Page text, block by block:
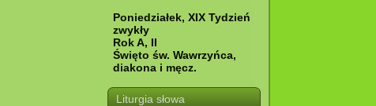
Poniedziałek, XIX Tydzień
zwykły
Rok A, II
Święto św. Wawrzyńca,
diakona i męcz.
Liturgia słowa